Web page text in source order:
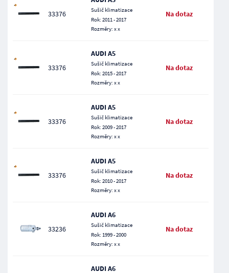
33376
Sušič klimatizace
Rok: 2011 - 2017
Rozměry: x x
Na dotaz
33376
AUDI A5
Sušič klimatizace
Rok: 2015 - 2017
Rozměry: x x
Na dotaz
33376
AUDI A5
Sušič klimatizace
Rok: 2009 - 2017
Rozměry: x x
Na dotaz
33376
AUDI A5
Sušič klimatizace
Rok: 2010 - 2017
Rozměry: x x
Na dotaz
33236
AUDI A6
Sušič klimatizace
Rok: 1999 - 2000
Rozměry: x x
Na dotaz
AUDI A6